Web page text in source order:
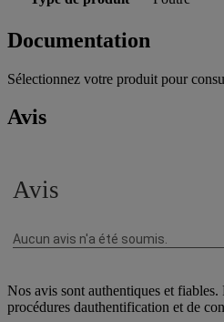
Documentation
Sélectionnez votre produit pour
Avis
Nos avis sont authentiques et
procédures dauthentification et de